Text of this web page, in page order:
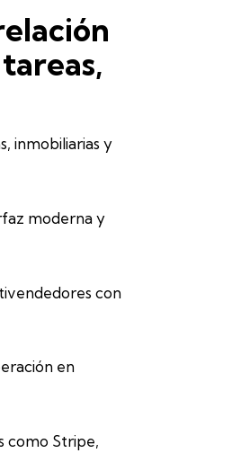
inmobiliarias y
moderna y
con
en
como Stripe,